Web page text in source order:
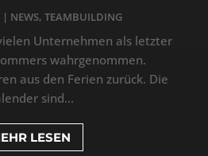
| NEWS, TEAMBUILDING
Unternehmen als letzter
wahrgenommen.
aus den Ferien zurück. Die
sind...
LESEN